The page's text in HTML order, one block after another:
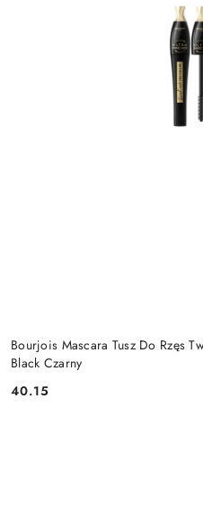
Bourjois Mascara Tusz Do Rzęs
Black Czarny
Cena:
40.15